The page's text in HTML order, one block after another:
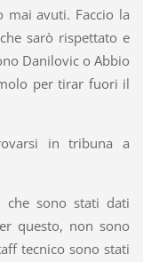
avuti. Faccio la
sarò rispettato e
Danilovic o Abbio
per tirar fuori il
in tribuna a
che sono stati dati
questo, non sono
tecnico sono stati